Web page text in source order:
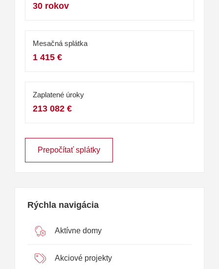
30 rokov
Mesačná splátka
1 415 €
Zaplatené úroky
213 082 €
Prepočítať splátky
Rýchla navigácia
Aktívne domy
Akciové projekty